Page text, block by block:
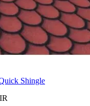
Shingle